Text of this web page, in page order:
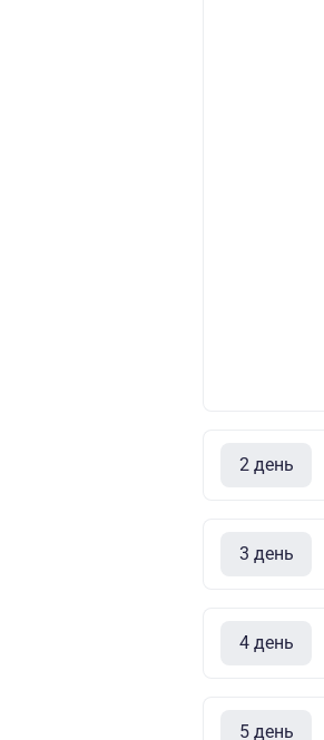
2 день
3 день
4 день
5 день